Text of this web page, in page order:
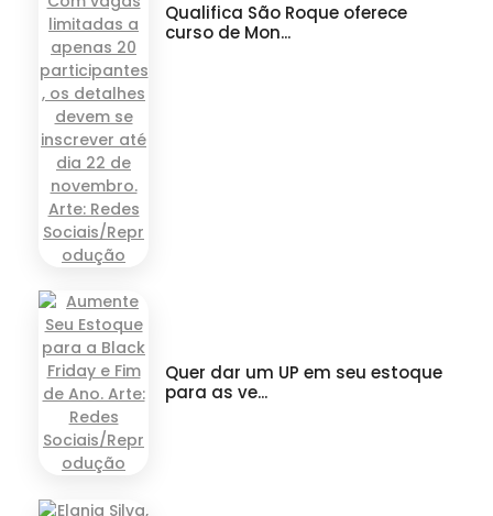
Qualifica São Roque oferece
curso de Mon...
Quer dar um UP em seu estoque
para as ve...